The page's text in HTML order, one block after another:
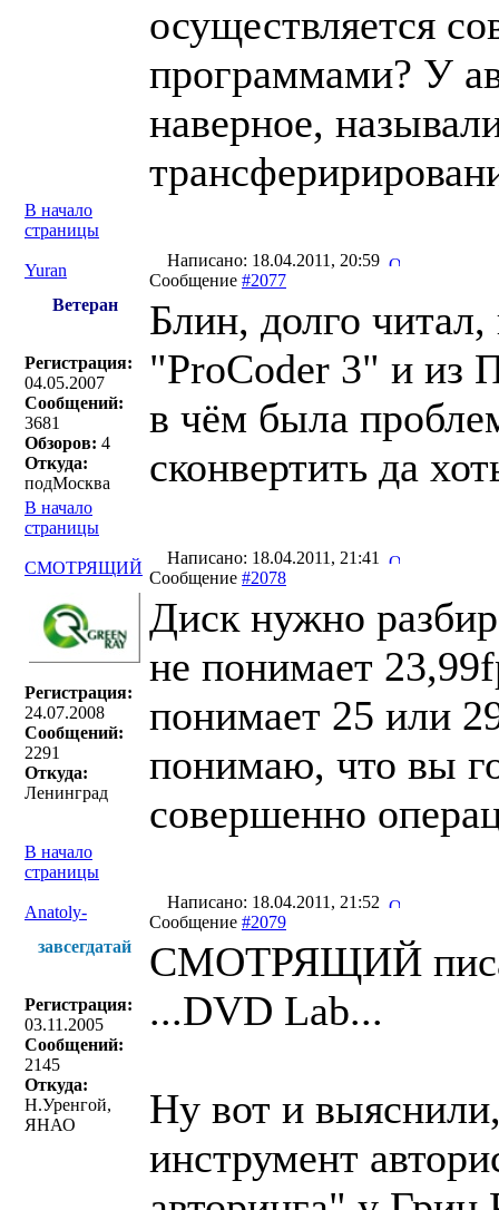
осуществляется
программами? У
наверное,
В начало
страницы
Yuran
Написано: 18.04.2011, 20:59
Сообщение #2077
Ветеран
Регистрация:
04.05.2007
Сообщений:
3681
Обзоров: 4
Откуда:
подМосква
Блин, долго
"ProCoder 3" и из
в чём была
сконвертить да
В начало
страницы
СМОТРЯЩИЙ
Написано: 18.04.2011, 21:41
Сообщение #2078
Регистрация:
24.07.2008
Сообщений:
2291
Откуда:
Ленинград
Диск нужно
не понимает
понимает 25 или
понимаю, что вы
совершенно
В начало
страницы
Anatoly-
Написано: 18.04.2011, 21:52
Сообщение #2079
завсегдатай
Регистрация:
03.11.2005
Сообщений:
2145
Откуда:
Н.Уренгой,
ЯНАО
СМОТРЯЩИЙ
...DVD Lab...
Ну вот и
инструмент